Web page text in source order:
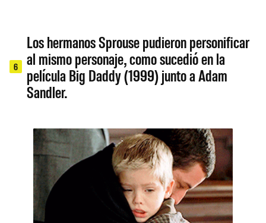
6
Los hermanos Sprouse pudieron personificar
al mismo personaje, como sucedió en la
película Big Daddy (1999) junto a Adam
Sandler.